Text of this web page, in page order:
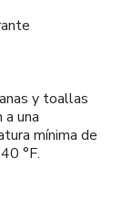
y toallas
a una
mínima de
°F.